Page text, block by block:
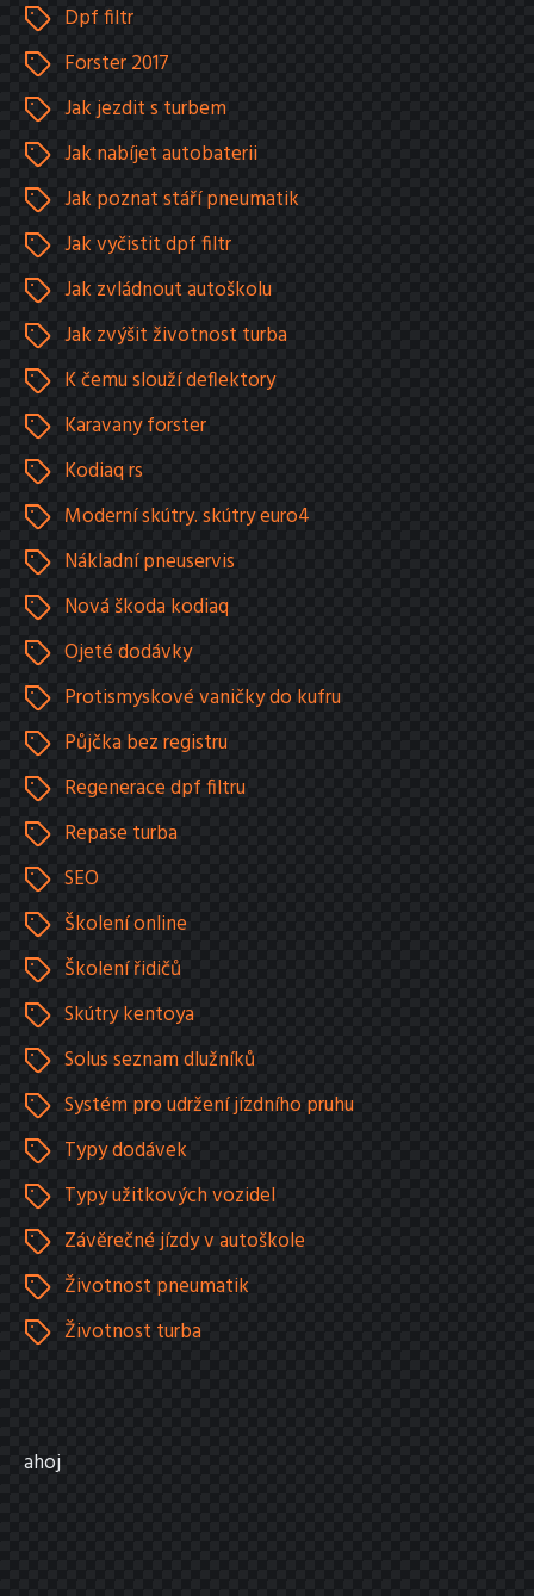
Dpf filtr
Forster 2017
Jak jezdit s turbem
Jak nabíjet autobaterii
Jak poznat stáří pneumatik
Jak vyčistit dpf filtr
Jak zvládnout autoškolu
Jak zvýšit životnost turba
K čemu slouží deflektory
Karavany forster
Kodiaq rs
Moderní skútry. skútry euro4
Nákladní pneuservis
Nová škoda kodiaq
Ojeté dodávky
Protismyskové vaničky do kufru
Půjčka bez registru
Regenerace dpf filtru
Repase turba
SEO
Školení online
Školení řidičů
Skútry kentoya
Solus seznam dlužníků
Systém pro udržení jízdního pruhu
Typy dodávek
Typy užitkových vozidel
Závěrečné jízdy v autoškole
Životnost pneumatik
Životnost turba
ahoj